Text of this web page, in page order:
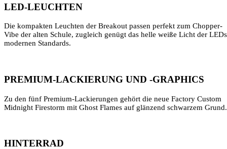
LED-LEUCHTEN
Die kompakten Leuchten der Breakout passen perfekt zum Chopper-
Vibe der alten Schule, zugleich genügt das helle weiße Licht der LEDs
modernen Standards.
PREMIUM-LACKIERUNG UND -GRAPHICS
Zu den fünf Premium-Lackierungen gehört die neue Factory Custom
Midnight Firestorm mit Ghost Flames auf glänzend schwarzem Grund.
HINTERRAD